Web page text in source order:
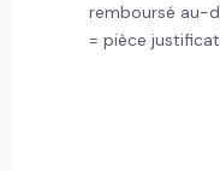
remboursé au-
= pièce